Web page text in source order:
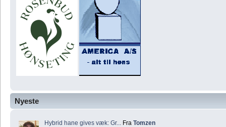
Nyeste
Hybrid hane gives væk: Gr... Fra Tomzen